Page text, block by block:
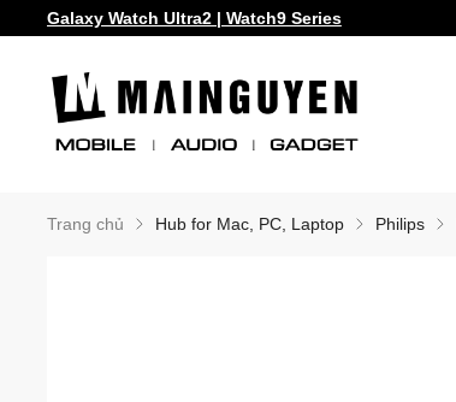
Galaxy Watch Ultra2 | Watch9 Series
Samsung Galaxy Z Fold8 | Z Flip8
Trang chủ Hub for Mac, PC, Laptop Philips